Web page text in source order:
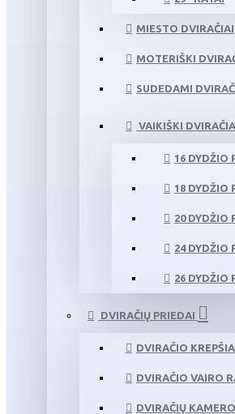
MIESTO DVIRAČIAI
MOTERIŠKI
SUDEDAMI
VAIKIŠKI
16 DYDŽIO
18 DYDŽIO
20 DYDŽIO
24 DYDŽIO
26 DYDŽIO
DVIRAČIŲ PRIEDAI
DVIRAČIO
DVIRAČIO VAIRO
DVIRAČIŲ